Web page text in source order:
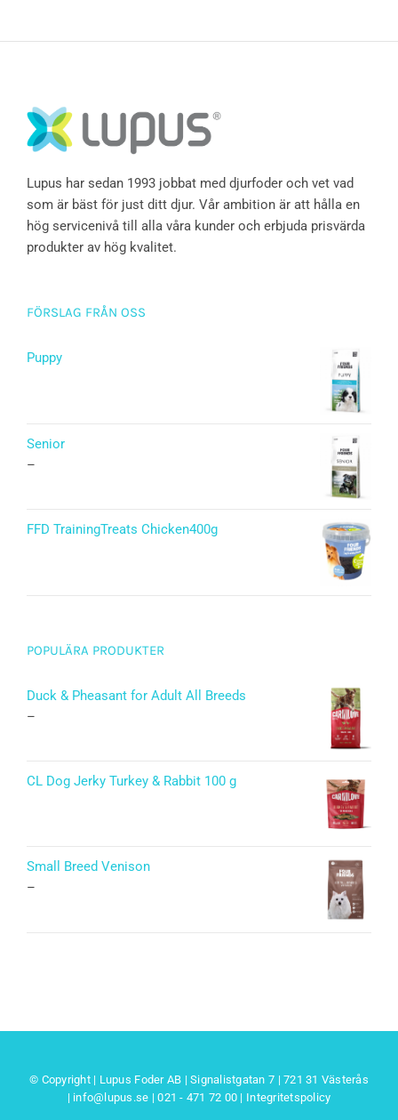
Lupus har sedan 1993 jobbat med djurfoder och vet vad
som är bäst för just ditt djur. Vår ambition är att hålla en
hög servicenivå till alla våra kunder och erbjuda prisvärda
produkter av hög kvalitet.
FÖRSLAG FRÅN OSS
Puppy
Senior
–
FFD TrainingTreats Chicken400g
POPULÄRA PRODUKTER
Duck & Pheasant for Adult All Breeds
–
CL Dog Jerky Turkey & Rabbit 100 g
Small Breed Venison
–
© Copyright | Lupus Foder AB | Signalistgatan 7 | 721 31 Västerås
| info@lupus.se | 021 - 471 72 00 | Integritetspolicy